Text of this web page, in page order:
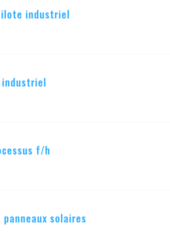
industriel
industriel
f/h
solaires